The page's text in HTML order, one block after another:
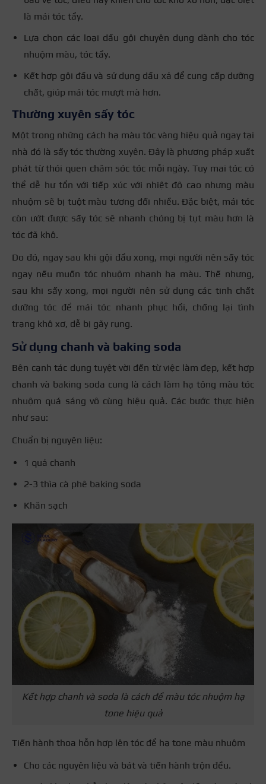
là mái tóc tẩy.
Lựa chọn các loại dầu gội chuyên dụng dành cho tóc
nhuộm màu, tóc tẩy.
Kết hợp gội đầu và sử dụng dầu xả để cung cấp dưỡng
chất, giúp mái tóc mượt mà hơn.
Thường xuyên sấy tóc
Một trong những cách hạ màu tóc vàng hiệu quả ngay tại
nhà đó là sấy tóc thường xuyên. Đây là phương pháp xuất
phát từ thói quen chăm sóc tóc mỗi ngày. Tuy mai tóc có
thể dễ hư tổn với tiếp xúc với nhiệt độ cao nhưng màu
nhuộm sẽ bị tuột màu tương đối nhiều. Đặc biệt, mái tóc
còn ướt được sấy tóc sẽ nhanh chóng bị tụt màu hơn là
tóc đã khô.
Do đó, ngay sau khi gội đầu xong, mọi người nên sấy tóc
ngay nếu muốn tóc nhuộm nhanh hạ màu. Thế nhưng,
sau khi sấy xong, mọi người nên sử dụng các tinh chất
dưỡng tóc để mái tóc nhanh phục hồi, chống lại tình
trạng khô xơ, dễ bị gãy rụng.
Sử dụng chanh và baking soda
Bên cạnh tác dụng tuyệt vời đến từ việc làm đẹp, kết hợp
chanh và baking soda cung là cách làm hạ tông màu tóc
nhuộm quá sáng vô cùng hiệu quả. Các bước thực hiện
như sau:
Chuẩn bị nguyên liệu:
1 quả chanh
2-3 thìa cà phê baking soda
Khăn sạch
Kết hợp chanh và soda là cách để màu tóc nhuộm hạ
tone hiệu quả
Tiến hành thoa hỗn hợp lên tóc để hạ tone màu nhuộm
Cho các nguyên liệu và bát và tiến hành trộn đều.